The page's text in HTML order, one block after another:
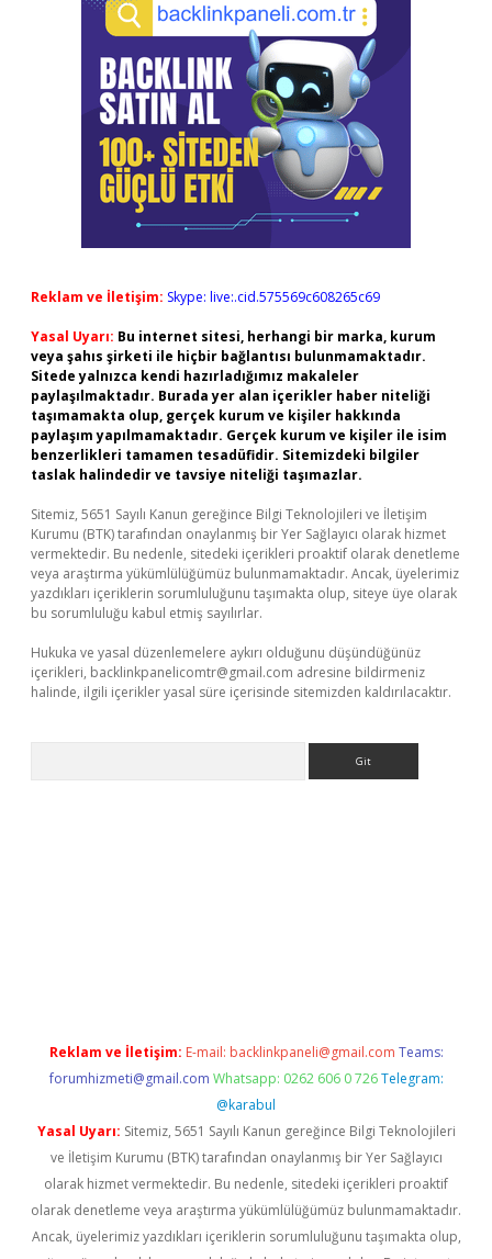
Reklam ve İletişim: Skype: live:.cid.575569c608265c69
Yasal Uyarı: Bu internet sitesi, herhangi bir marka, kurum
veya şahıs şirketi ile hiçbir bağlantısı bulunmamaktadır.
Sitede yalnızca kendi hazırladığımız makaleler
paylaşılmaktadır. Burada yer alan içerikler haber niteliği
taşımamakta olup, gerçek kurum ve kişiler hakkında
paylaşım yapılmamaktadır. Gerçek kurum ve kişiler ile isim
benzerlikleri tamamen tesadüfidir. Sitemizdeki bilgiler
taslak halindedir ve tavsiye niteliği taşımazlar.
Sitemiz, 5651 Sayılı Kanun gereğince Bilgi Teknolojileri ve İletişim
Kurumu (BTK) tarafından onaylanmış bir Yer Sağlayıcı olarak hizmet
vermektedir. Bu nedenle, sitedeki içerikleri proaktif olarak denetleme
veya araştırma yükümlülüğümüz bulunmamaktadır. Ancak, üyelerimiz
yazdıkları içeriklerin sorumluluğunu taşımakta olup, siteye üye olarak
bu sorumluluğu kabul etmiş sayılırlar.
Hukuka ve yasal düzenlemelere aykırı olduğunu düşündüğünüz
içerikleri, backlinkpanelicomtr@gmail.com adresine bildirmeniz
halinde, ilgili içerikler yasal süre içerisinde sitemizden kaldırılacaktır.
Reklam ve İletişim: E-mail: backlinkpaneli@gmail.com Teams:
forumhizmeti@gmail.com Whatsapp: 0262 606 0 726 Telegram:
@karabul
Yasal Uyarı: Sitemiz, 5651 Sayılı Kanun gereğince Bilgi Teknolojileri
ve İletişim Kurumu (BTK) tarafından onaylanmış bir Yer Sağlayıcı
olarak hizmet vermektedir. Bu nedenle, sitedeki içerikleri proaktif
olarak denetleme veya araştırma yükümlülüğümüz bulunmamaktadır.
Ancak, üyelerimiz yazdıkları içeriklerin sorumluluğunu taşımakta olup,